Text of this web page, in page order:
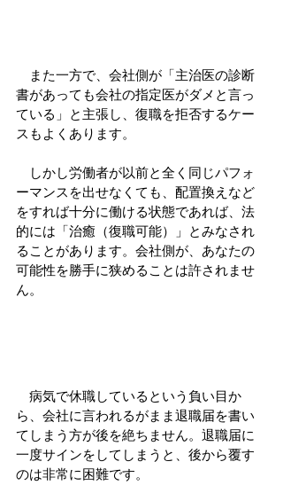
また一方で、会社側が「主治医の診断
書があっても会社の指定医がダメと言っ
ている」と主張し、復職を拒否するケー
スもよくあります。
しかし労働者が以前と全く同じパフォ
ーマンスを出せなくても、配置換えなど
をすれば十分に働ける状態であれば、法
的には「治癒（復職可能）」とみなされ
ることがあります。会社側が、あなたの
可能性を勝手に狭めることは許されませ
ん。
病気で休職しているという負い目か
ら、会社に言われるがまま退職届を書い
てしまう方が後を絶ちません。退職届に
一度サインをしてしまうと、後から覆す
のは非常に困難です。